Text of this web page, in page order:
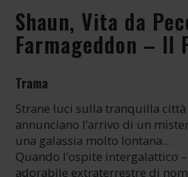
Shaun, Vita da
Farmageddon – Il
Trama
Strane luci sulla tranquilla
annunciano l’arrivo di un
una galassia molto lontana…
Quando l’ospite intergalattico
adorabile extraterrestre di